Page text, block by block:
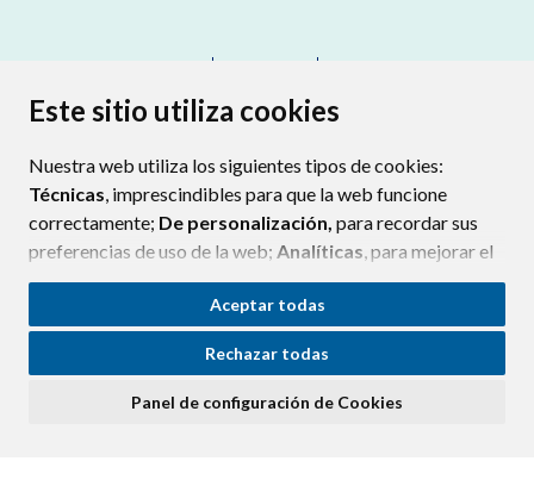
Este sitio utiliza cookies
Nuestra web utiliza los siguientes tipos de cookies:
Técnicas, imprescindibles para que la web funcione
correctamente; De personalización, para recordar sus
preferencias de uso de la web; Analíticas, para mejorar el
funcionamiento de la web y sus servicios.
Si acepta pulsando el botón“Aceptar todas”
consideramos que acepta su uso. Si pulsa el botón
ninguna acción, se guardarán las cookies técnicas
Aceptar todas
Rechazar todas
Panel de configuración de Cookies
PROTECCIÓN DE DATOS
POLÍTICA DE COOKIES